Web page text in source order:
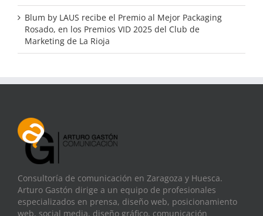
Blum by LAUS recibe el Premio al Mejor Packaging
Rosado, en los Premios VID 2025 del Club de
Marketing de La Rioja
Consultoría de comunicación en Zaragoza y Huesca.
Arturo Gastón dirige a un equipo de profesionales
especializados en prensa, diseño web, posicionamiento
web, social media, diseño gráfico, comunicación